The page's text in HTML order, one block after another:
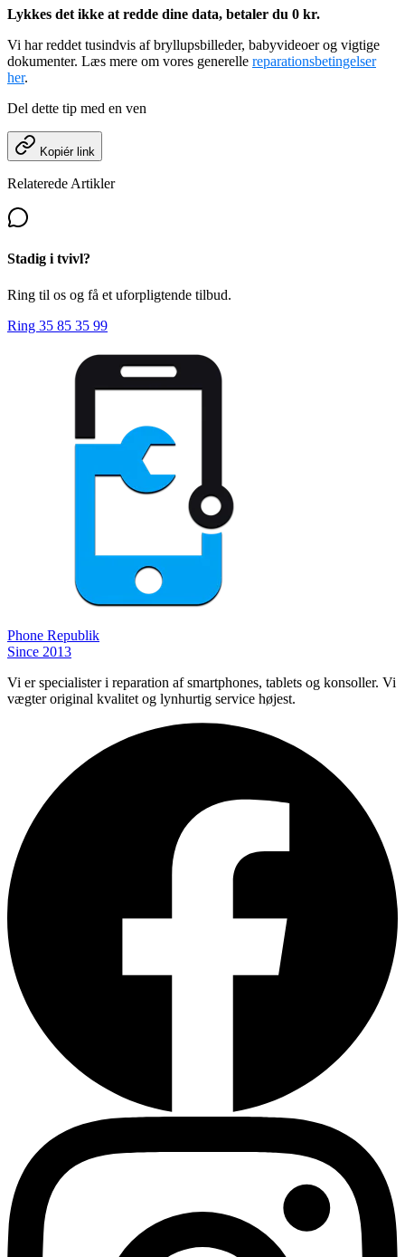
Lykkes det ikke at redde dine data, betaler du 0 kr.
Vi har reddet tusindvis af bryllupsbilleder, babyvideoer og vigtige
dokumenter. Læs mere om vores generelle reparationsbetingelser
her.
Del dette tip med en ven
Kopiér link
Relaterede Artikler
Stadig i tvivl?
Ring til os og få et uforpligtende tilbud.
Ring 35 85 35 99
Phone Republik
Since 2013
Vi er specialister i reparation af smartphones, tablets og konsoller. Vi
vægter original kvalitet og lynhurtig service højest.